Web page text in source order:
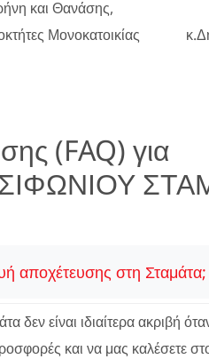
και Θανάσης,
Μονοκατοικίας
(FAQ) για
αποχέτευσης στη Σταμάτα;
δεν είναι ιδιαίτερα ακριβή
και να μας καλέσετε